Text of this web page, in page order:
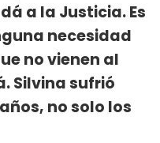
a la Justicia. Es
necesidad
no vienen al
Silvina sufrió
no solo los